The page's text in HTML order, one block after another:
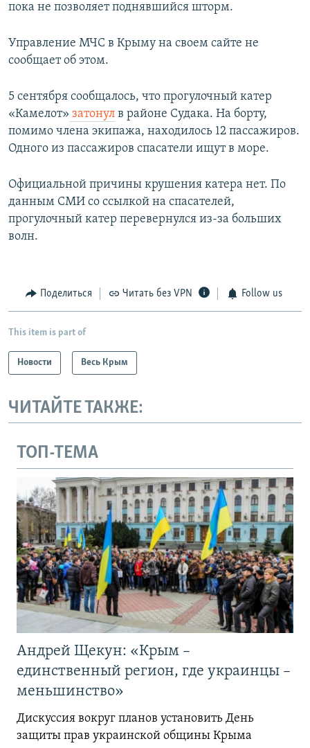
пока не позволяет поднявшийся шторм.
Управление МЧС в Крыму на своем сайте не
сообщает об этом.
5 сентября сообщалось, что прогулочный катер
«Камелот» затонул в районе Судака. На борту,
помимо члена экипажа, находилось 12 пассажиров.
Одного из пассажиров спасатели ищут в море.
Официальной причины крушения катера нет. По
данным СМИ со ссылкой на спасателей,
прогулочный катер перевернулся из-за больших
волн.
Поделиться Читать без VPN Follow us
This item is part of
Новости Весь Крым
ЧИТАЙТЕ ТАКЖЕ:
ТОП-ТЕМА
Андрей Щекун: «Крым –
единственный регион, где украинцы –
меньшинство»
Дискуссия вокруг планов установить День
защиты прав украинской общины Крыма